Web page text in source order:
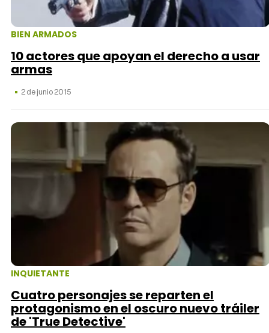
BIEN ARMADOS
10 actores que apoyan el derecho a usar
armas
2 de junio 2015
INQUIETANTE
Cuatro personajes se reparten el
protagonismo en el oscuro nuevo tráiler
de 'True Detective'